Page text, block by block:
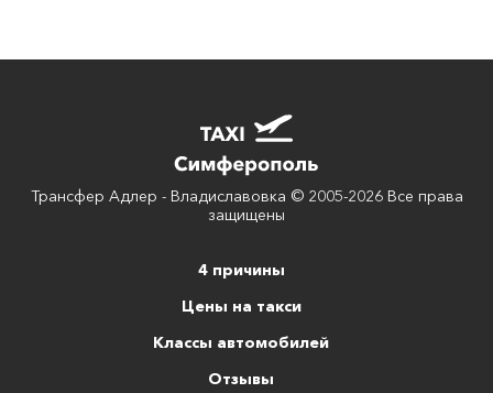
Трансфер Адлер - Владиславовка © 2005-2026 Все права
защищены
4 причины
Цены на такси
Классы автомобилей
Отзывы